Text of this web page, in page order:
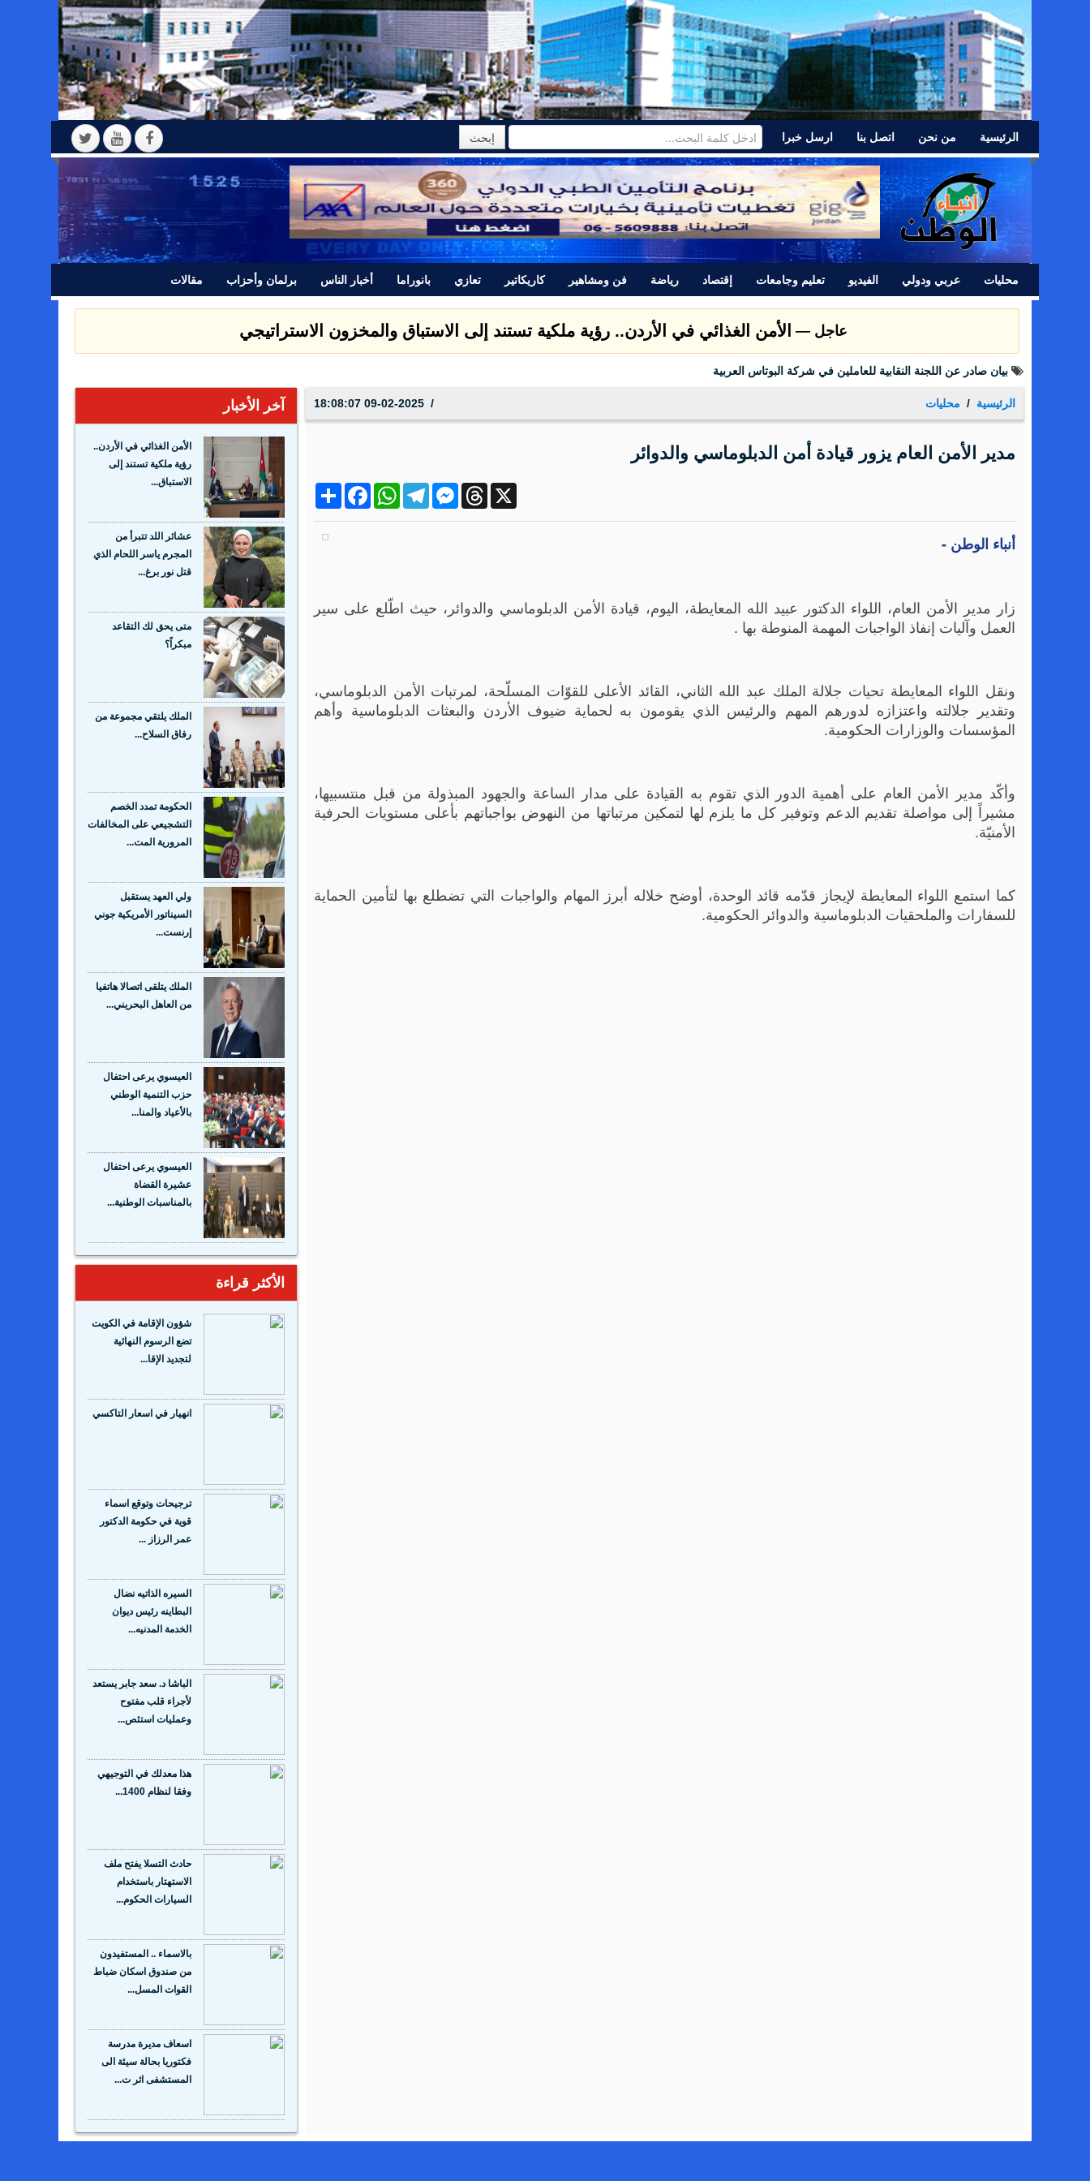
الرئيسية من نحن اتصل بنا ارسل خبرا
محليات عربي ودولي الفيديو تعليم وجامعات إقتصاد رياضة فن ومشاهير كاريكاتير تعازي بانوراما أخبار الناس برلمان وأحزاب مقالات
عاجل —عشائر اللد تتبرأ من المجرم ياسر اللحام الذي قتل نور برغل وتصدر بيانا للرأي العام
بيان صادر عن اللجنة النقابية للعاملين في شركة البوتاس العربية
الرئيسية محليات 09-02-2025 18:08:07
مدير الأمن العام يزور قيادة أمن الدبلوماسي والدوائر
ShareFacebookWhatsAppTelegramMessengerThreads X
أنباء الوطن -
زار مدير الأمن العام، اللواء الدكتور عبيد الله المعايطة، اليوم، قيادة الأمن الدبلوماسي والدوائر، حيث اطّلع على سير
العمل وآليات إنفاذ الواجبات المهمة المنوطة بها .
ونقل اللواء المعايطة تحيات جلالة الملك عبد الله الثاني، القائد الأعلى للقوّات المسلّحة، لمرتبات الأمن الدبلوماسي،
وتقدير جلالته واعتزازه لدورهم المهم والرئيس الذي يقومون به لحماية ضيوف الأردن والبعثات الدبلوماسية وأهم
المؤسسات والوزارات الحكومية.
وأكّد مدير الأمن العام على أهمية الدور الذي تقوم به القيادة على مدار الساعة والجهود المبذولة من قبل منتسبيها،
مشيراً إلى مواصلة تقديم الدعم وتوفير كل ما يلزم لها لتمكين مرتباتها من النهوض بواجباتهم بأعلى مستويات الحرفية
الأمنيّة.
كما استمع اللواء المعايطة لإيجاز قدّمه قائد الوحدة، أوضح خلاله أبرز المهام والواجبات التي تضطلع بها لتأمين الحماية
للسفارات والملحقيات الدبلوماسية والدوائر الحكومية.
آخر الأخبار
الأمن الغذائي في الأردن..
رؤية ملكية تستند إلى
الاستباق...
عشائر اللد تتبرأ من
المجرم ياسر اللحام الذي
قتل نور برغ...
متى يحق لك التقاعد
مبكراً؟
الملك يلتقي مجموعة من
رفاق السلاح...
الحكومة تمدد الخصم
التشجيعي على المخالفات
المرورية المت...
ولي العهد يستقبل
السيناتور الأمريكية جوني
إرنست...
الملك يتلقى اتصالا هاتفيا
من العاهل البحريني...
العيسوي يرعى احتفال
حزب التنمية الوطني
بالأعياد والمنا...
العيسوي يرعى احتفال
عشيرة القضاة
بالمناسبات الوطنية...
الأكثر قراءة
شؤون الإقامة في الكويت
تضع الرسوم النهائية
لتجديد الإقا...
انهيار في اسعار التاكسي
ترجيحات وتوقع اسماء
قوية في حكومة الدكتور
عمر الرزاز ...
السيره الذاتيه نضال
البطاينه رئيس ديوان
الخدمة المدنيه...
الباشا د. سعد جابر يستعد
لأجراء قلب مفتوح
وعمليات استئص...
هذا معدلك في التوجيهي
وفقا لنظام 1400...
حادث التسلا يفتح ملف
الاستهتار باستخدام
السيارات الحكوم...
بالاسماء .. المستفيدون
من صندوق اسكان ضباط
القوات المسل...
اسعاف مديرة مدرسة
فكتوريا بحالة سيئة الى
المستشفى اثر ت...